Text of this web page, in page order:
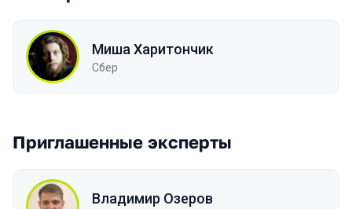
Миша Харитончик
Сбер
Приглашенные эксперты
Владимир Озеров